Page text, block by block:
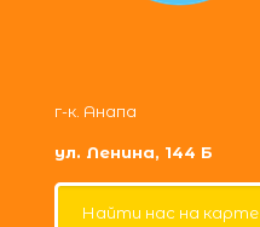
г-к. Анапа
ул. Ленина, 144 Б
Найти нас на карте